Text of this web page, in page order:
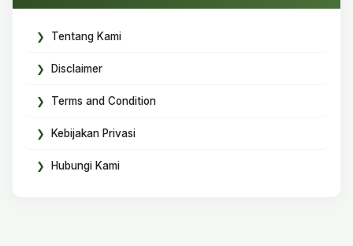
Tentang Kami
Disclaimer
Terms and Condition
Kebijakan Privasi
Hubungi Kami